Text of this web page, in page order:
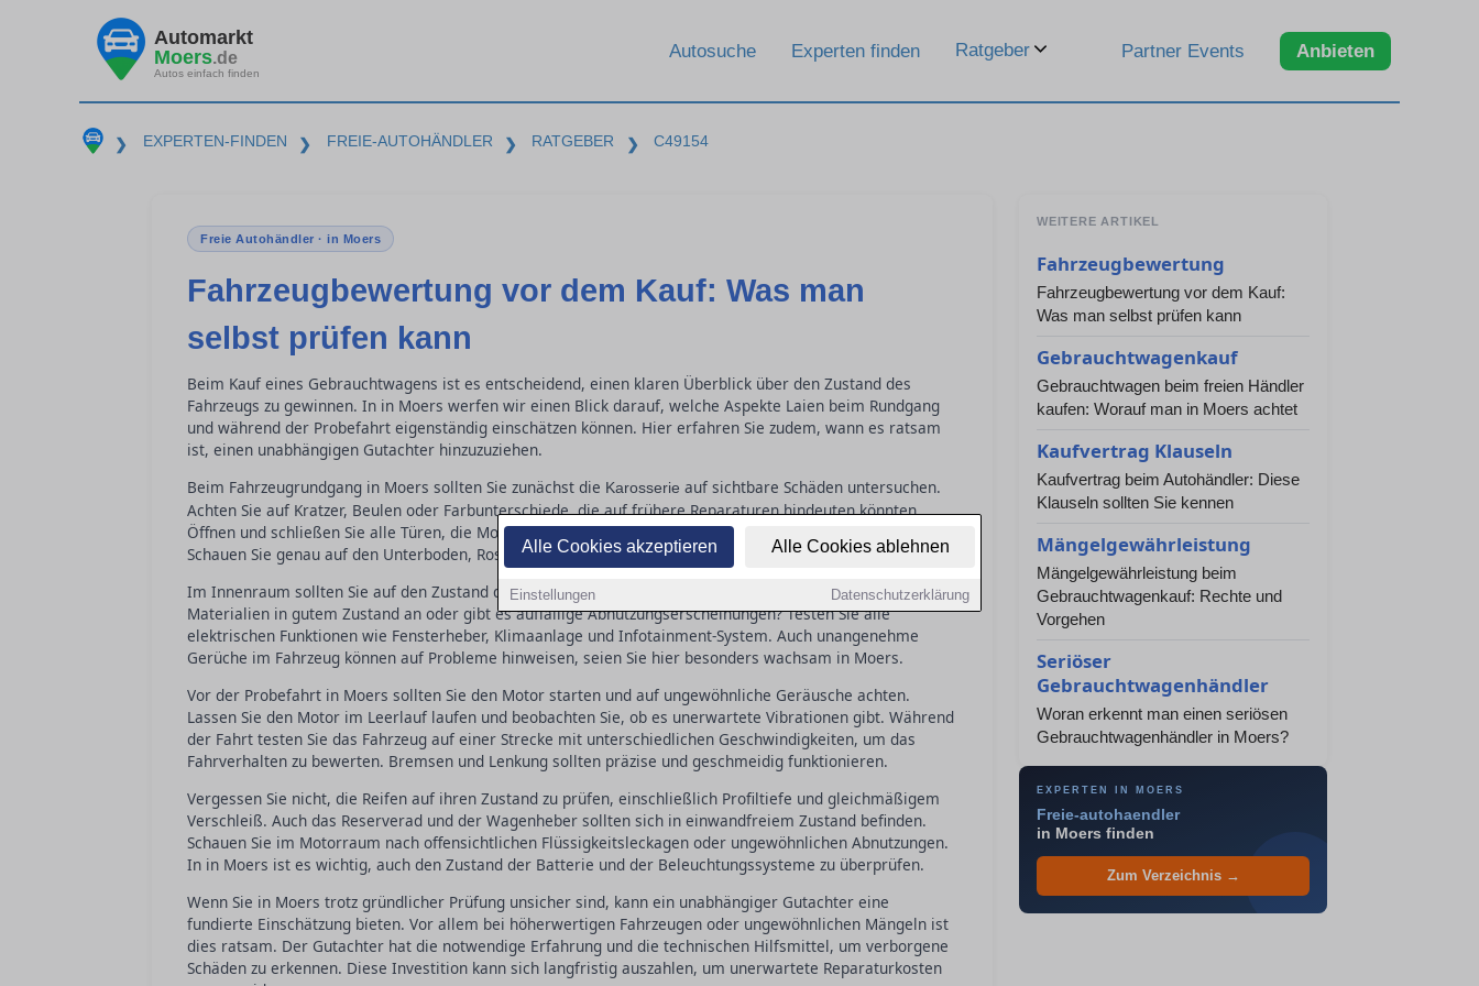
Alle Cookies akzeptieren Alle Cookies ablehnen
Einstellungen Datenschutzerklärung
Automarkt
Moers.de
Autos einfach finden
Autosuche Experten finden Ratgeber Partner Events Anbieten
❯ EXPERTEN-FINDEN ❯ FREIE-AUTOHÄNDLER ❯ RATGEBER ❯ C49154
Freie Autohändler · in Moers
Fahrzeugbewertung vor dem Kauf: Was man
selbst prüfen kann
Beim Kauf eines Gebrauchtwagens ist es entscheidend, einen klaren Überblick über den Zustand des
Fahrzeugs zu gewinnen. In in Moers werfen wir einen Blick darauf, welche Aspekte Laien beim Rundgang
und während der Probefahrt eigenständig einschätzen können. Hier erfahren Sie zudem, wann es ratsam
ist, einen unabhängigen Gutachter hinzuzuziehen.
Beim Fahrzeugrundgang in Moers sollten Sie zunächst die Karosserie auf sichtbare Schäden untersuchen.
Achten Sie auf Kratzer, Beulen oder Farbunterschiede, die auf frühere Reparaturen hindeuten könnten.
Öffnen und schließen Sie alle Türen, die Motorhaube und den Kofferraum, um die Mechanik zu überprüfen.
Schauen Sie genau auf den Unterboden, Rost ist hier oft ein Warnzeichen.
Im Innenraum sollten Sie auf den Zustand der Sitze und des Armaturenbretts achten. Fühlen sich die
Materialien in gutem Zustand an oder gibt es auffällige Abnutzungserscheinungen? Testen Sie alle
elektrischen Funktionen wie Fensterheber, Klimaanlage und Infotainment-System. Auch unangenehme
Gerüche im Fahrzeug können auf Probleme hinweisen, seien Sie hier besonders wachsam in Moers.
Vor der Probefahrt in Moers sollten Sie den Motor starten und auf ungewöhnliche Geräusche achten.
Lassen Sie den Motor im Leerlauf laufen und beobachten Sie, ob es unerwartete Vibrationen gibt. Während
der Fahrt testen Sie das Fahrzeug auf einer Strecke mit unterschiedlichen Geschwindigkeiten, um das
Fahrverhalten zu bewerten. Bremsen und Lenkung sollten präzise und geschmeidig funktionieren.
Vergessen Sie nicht, die Reifen auf ihren Zustand zu prüfen, einschließlich Profiltiefe und gleichmäßigem
Verschleiß. Auch das Reserverad und der Wagenheber sollten sich in einwandfreiem Zustand befinden.
Schauen Sie im Motorraum nach offensichtlichen Flüssigkeitsleckagen oder ungewöhnlichen Abnutzungen.
In in Moers ist es wichtig, auch den Zustand der Batterie und der Beleuchtungssysteme zu überprüfen.
Wenn Sie in Moers trotz gründlicher Prüfung unsicher sind, kann ein unabhängiger Gutachter eine
fundierte Einschätzung bieten. Vor allem bei höherwertigen Fahrzeugen oder ungewöhnlichen Mängeln ist
dies ratsam. Der Gutachter hat die notwendige Erfahrung und die technischen Hilfsmittel, um verborgene
Schäden zu erkennen. Diese Investition kann sich langfristig auszahlen, um unerwartete Reparaturkosten
WEITERE ARTIKEL
Fahrzeugbewertung
Fahrzeugbewertung vor dem Kauf:
Was man selbst prüfen kann
Gebrauchtwagenkauf
Gebrauchtwagen beim freien Händler
kaufen: Worauf man in Moers achtet
Kaufvertrag Klauseln
Kaufvertrag beim Autohändler: Diese
Klauseln sollten Sie kennen
Mängelgewährleistung
Mängelgewährleistung beim
Gebrauchtwagenkauf: Rechte und
Vorgehen
Seriöser
Gebrauchtwagenhändler
Woran erkennt man einen seriösen
Gebrauchtwagenhändler in Moers?
EXPERTEN IN MOERS
Freie-autohaendler
in Moers finden
Zum Verzeichnis →